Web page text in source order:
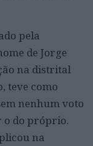
pela
de Jorge
na distrital
teve como
nenhum voto
o do próprio.
na